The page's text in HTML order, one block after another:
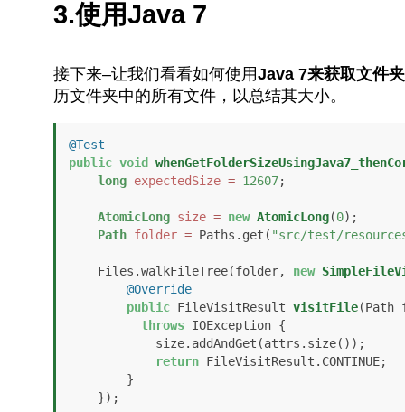
3.使用Java 7
接下来–让我们看看如何使用Java 7来获取文件
历文件夹中的所有文件，以总结其大小。
@Test
public void
long expectedSize = 12607;
AtomicLong size = new AtomicLong(0);
Path folder = Paths.get( "src/test/
    Files.walkFileTree(folder,
new
@Override
public FileVisitResult visitFile(Path
throws IOException {
return FileVisitResult.CONTINUE;